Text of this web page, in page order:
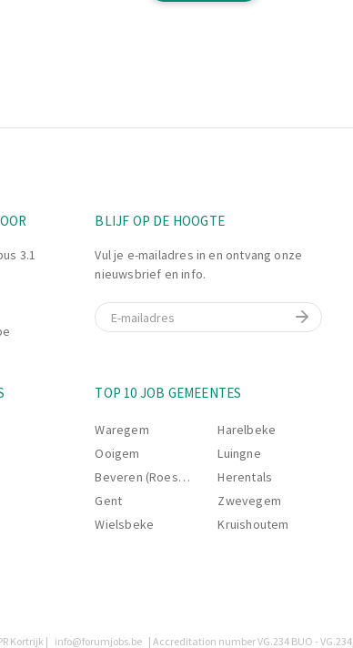
concerné.
des membres de
propre, ordonné et
environnement.
et une
encourager les
Supervisor pour
3.1
BLIJF OP DE HOOGTE
Vul je e-mailadres in en ontvang onze
nieuwsbrief en info.
E-mail
TOP 10 JOB GEMEENTES
Waregem
Ooigem
Beveren (Roeselare)
Gent
Wielsbeke
Harelbeke
Luingne
Herentals
Zwevegem
Kruishoutem
Kortrijk | info@forumjobs.be | Accreditation number VG.234 BUO -